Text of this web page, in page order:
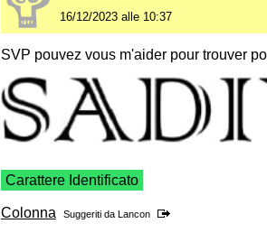
16/12/2023 alle 10:37
SVP pouvez vous m'aider pour trouver
Carattere Identificato
Colonna Suggeriti da Lancon